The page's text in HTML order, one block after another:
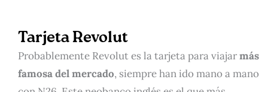
Tarjeta Revolut
Probablemente Revolut es la tarjeta para viajarmás
famosa del mercado, siempre han ido mano a mano